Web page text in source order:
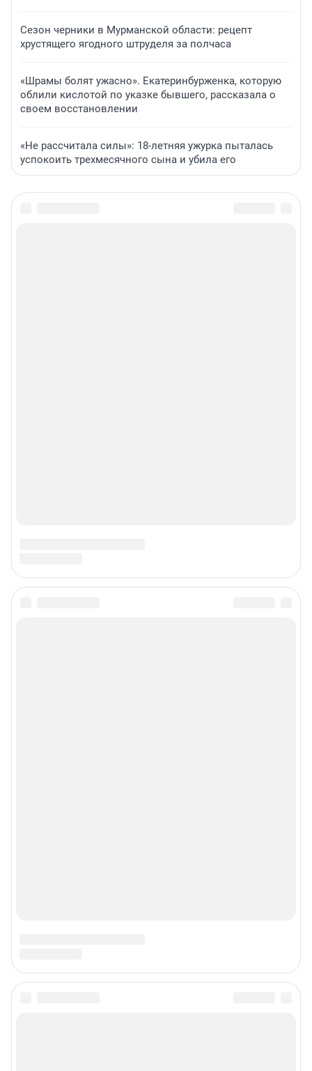
Сезон черники в Мурманской области: рецепт
хрустящего ягодного штруделя за полчаса
«Шрамы болят ужасно». Екатеринбурженка, которую
облили кислотой по указке бывшего, рассказала о
своем восстановлении
«Не рассчитала силы»: 18-летняя ужурка пыталась
успокоить трехмесячного сына и убила его